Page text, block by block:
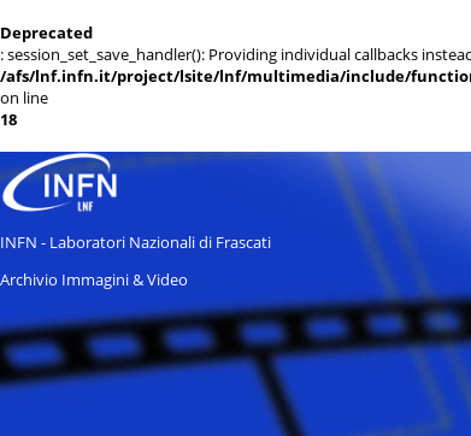
Deprecated
: session_set_save_handler(): Providing individual callbacks
/afs/lnf.infn.it/project/lsite/lnf/multimedia/include/
on line
18
INFN - Laboratori Nazionali di Frascati
Archivio Immagini & Video